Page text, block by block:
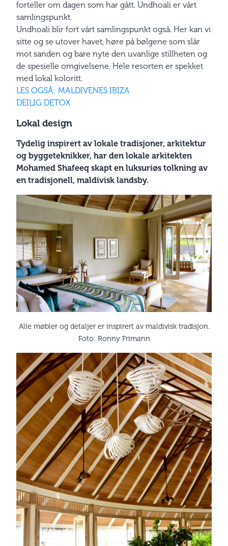
forteller om dagen som har gått. Undhoali er vårt
samlingspunkt.
Undhoali blir fort vårt samlingspunkt også. Her kan vi
sitte og se utover havet, høre på bølgene som slår
mot sanden og bare nyte den uvanlige stillheten og
de spesielle omgivelsene. Hele resorten er spekket
med lokal koloritt.
LES OGSÅ: MALDIVENES IBIZA
DEILIG DETOX
Lokal design
Tydelig inspirert av lokale tradisjoner, arkitektur
og byggeteknikker, har den lokale arkitekten
Mohamed Shafeeq skapt en luksuriøs tolkning av
en tradisjonell, maldivisk landsby.
Alle møbler og detaljer er inspirert av maldivisk tradisjon.
Foto: Ronny Frimann